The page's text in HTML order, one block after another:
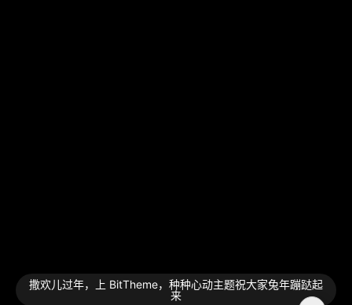
撒欢儿过年，上 BitTheme，种种心动主题祝大家兔年蹦跶起
来